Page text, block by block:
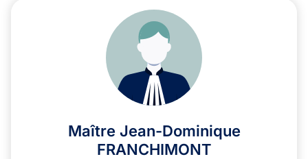
Maître Jean-Dominique
FRANCHIMONT